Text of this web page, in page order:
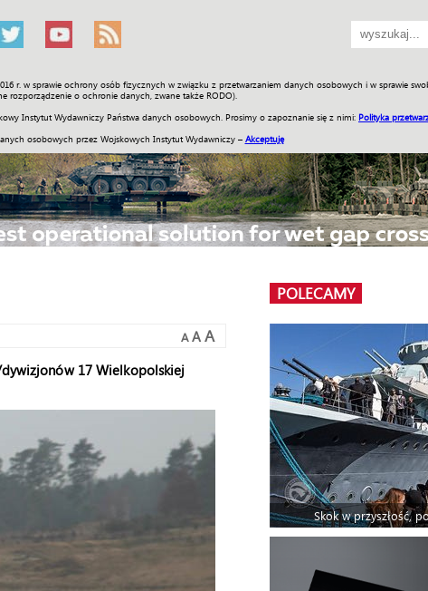
r. w sprawie ochrony osób fizycznych w związku z przetwarzaniem danych osobowych i w sprawie
rozporządzenie o ochronie danych, zwane także RODO).
Instytut Wydawniczy Państwa danych osobowych. Prosimy o zapoznanie się z nimi: Polityka
osobowych przez Wojskowych Instytut Wydawniczy – Akceptuję
Historia Galerie Wideo ENGLISH SKLEP Jednodniówki
A A A
17 Wielkopolskiej
POLECAMY
Skok w przyszłość,